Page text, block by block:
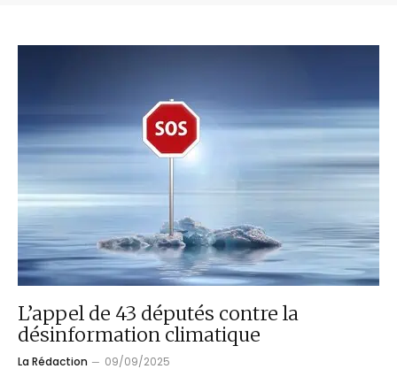
L’appel de 43 députés contre la
désinformation climatique
La Rédaction 09/09/2025